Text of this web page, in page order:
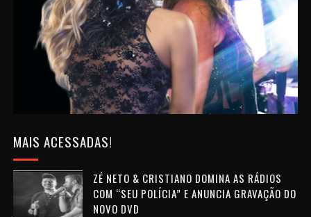
MAIS ACESSADAS!
ZÉ NETO & CRISTIANO DOMINA AS RÁDIOS
COM “SEU POLÍCIA” E ANUNCIA GRAVAÇÃO DO
NOVO DVD